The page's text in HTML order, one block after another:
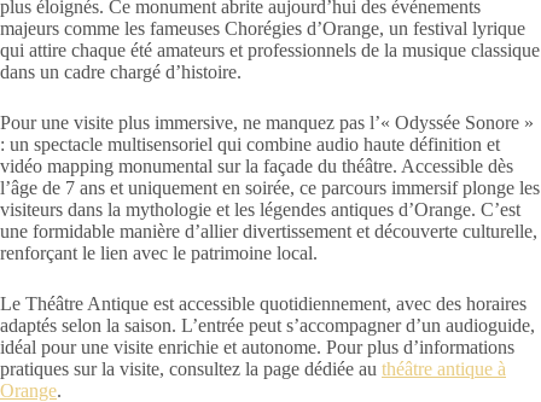
plus éloignés. Ce monument abrite aujourd’hui des événements
majeurs comme les fameuses Chorégies d’Orange, un festival lyrique
qui attire chaque été amateurs et professionnels de la musique classique
dans un cadre chargé d’histoire.
Pour une visite plus immersive, ne manquez pas l’« Odyssée Sonore »
: un spectacle multisensoriel qui combine audio haute définition et
vidéo mapping monumental sur la façade du théâtre. Accessible dès
l’âge de 7 ans et uniquement en soirée, ce parcours immersif plonge les
visiteurs dans la mythologie et les légendes antiques d’Orange. C’est
une formidable manière d’allier divertissement et découverte culturelle,
renforçant le lien avec le patrimoine local.
Le Théâtre Antique est accessible quotidiennement, avec des horaires
adaptés selon la saison. L’entrée peut s’accompagner d’un audioguide,
idéal pour une visite enrichie et autonome. Pour plus d’informations
pratiques sur la visite, consultez la page dédiée au théâtre antique à
Orange.